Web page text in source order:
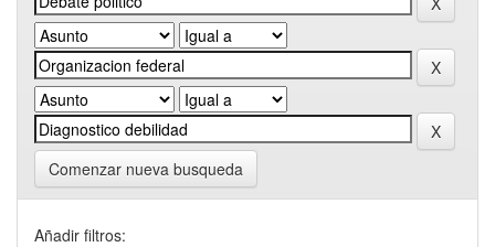
Comenzar nueva busqueda
Añadir filtros: